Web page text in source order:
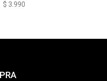
$ 3.990